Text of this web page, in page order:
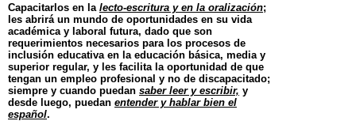
Capacitarlos en la lecto-escritura y en la oralización;
les abrirá un mundo de oportunidades en su vida
académica y laboral futura, dado que son
requerimientos necesarios para los procesos de
inclusión educativa en la educación básica, media y
superior regular, y les facilita la oportunidad de que
tengan un empleo profesional y no de discapacitado;
siempre y cuando puedan saber leer y escribir, y
desde luego, puedan entender y hablar bien el
español.